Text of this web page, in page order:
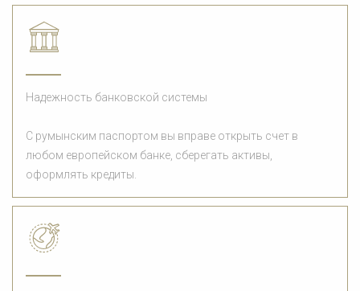
Надежность банковской системы
С румынским паспортом вы вправе открыть счет в
любом европейском банке, сберегать активы,
оформлять кредиты.